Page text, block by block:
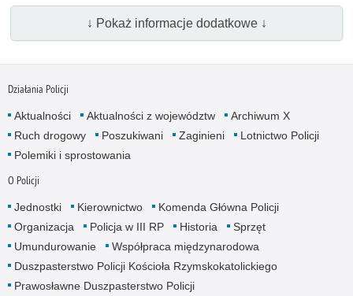
↓ Pokaż informacje dodatkowe ↓
Działania Policji
Aktualności Aktualności z województw
Archiwum X
Ruch drogowy
Poszukiwani Zaginieni
Lotnictwo Policji
Polemiki i sprostowania
O Policji
Jednostki Kierownictwo
Komenda Główna Policji
Organizacja
Policja w III RP Historia
Sprzęt
Umundurowanie
Współpraca międzynarodowa
Duszpasterstwo Policji Kościoła Rzymskokatolickiego
Prawosławne Duszpasterstwo Policji